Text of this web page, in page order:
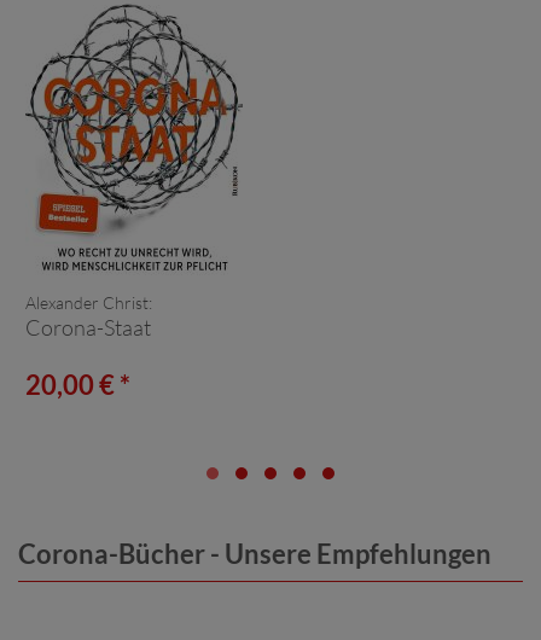
Alexander Christ:
Corona-Staat
20,00 € *
Corona-Bücher - Unsere Empfehlungen